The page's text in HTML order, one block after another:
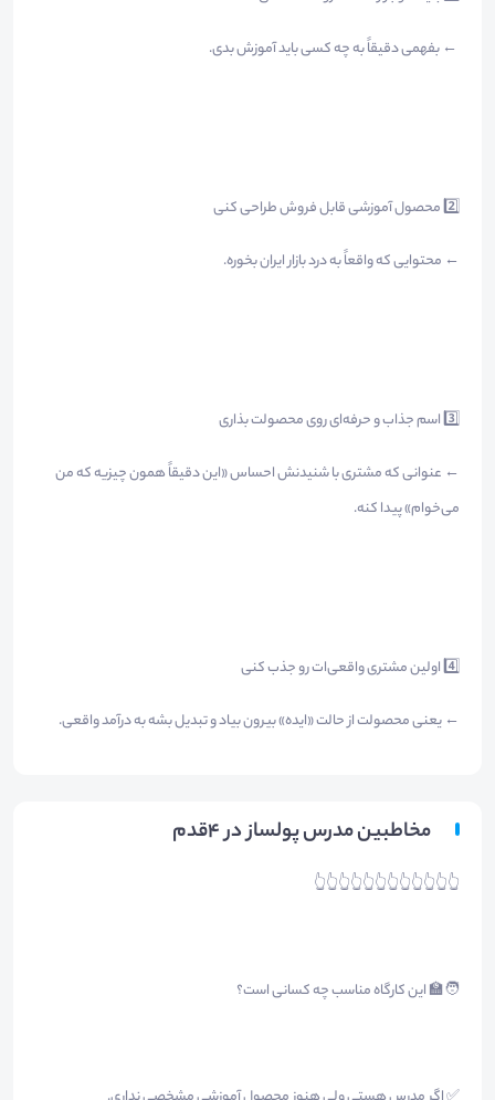
← بفهمی دقیقاً به چه کسی باید آموزش بدی.
2️⃣ محصول آموزشی قابل فروش طراحی کنی
← محتوایی که واقعاً به درد بازار ایران بخوره.
3️⃣ اسم جذاب و حرفه‌ای روی محصولت بذاری
← عنوانی که مشتری با شنیدنش احساس «این دقیقاً همون چیزیه که من
می‌خوام» پیدا کنه.
4️⃣ اولین مشتری واقعی‌ات رو جذب کنی
← یعنی محصولت از حالت «ایده» بیرون بیاد و تبدیل بشه به درآمد واقعی.
مخاطبین مدرس پولساز در ۴قدم
👆👆👆👆👆👆👆👆👆👆👆👆
🧑‍🏫 این کارگاه مناسب چه کسانی است؟